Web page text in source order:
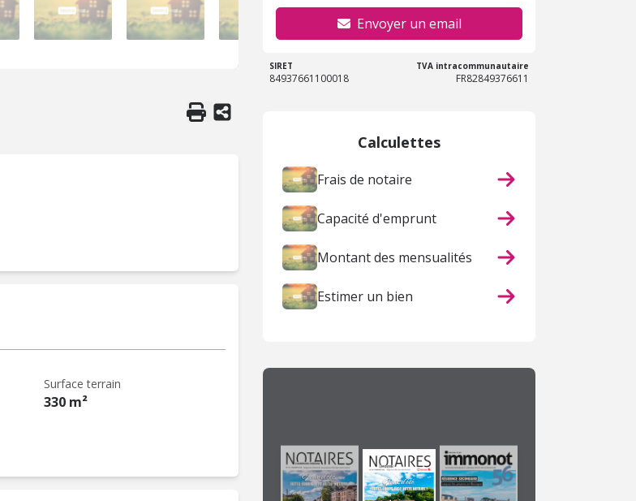
Surface terrain
330 m²
Envoyer un email
SIRET
84937661100018
TVA intracommunautaire
FR82849376611
Calculettes
Frais de notaire
Capacité d'emprunt
Montant des mensualités
Estimer un bien